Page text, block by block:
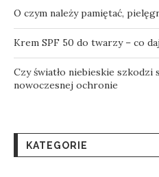
O czym należy pamiętać,
Krem SPF 50 do twarzy – co
Czy światło niebieskie szkodzi
nowoczesnej ochronie
KATEGORIE